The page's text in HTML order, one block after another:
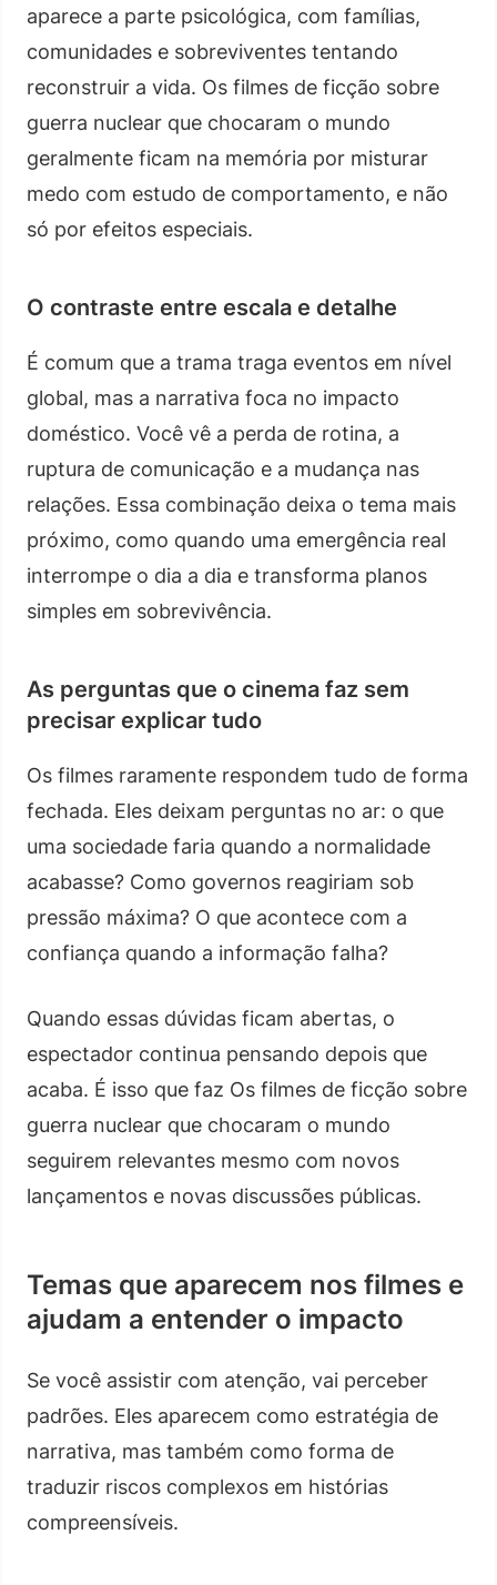
aparece a parte psicológica, com famílias,
comunidades e sobreviventes tentando
reconstruir a vida. Os filmes de ficção sobre
guerra nuclear que chocaram o mundo
geralmente ficam na memória por misturar
medo com estudo de comportamento, e não
só por efeitos especiais.
O contraste entre escala e detalhe
É comum que a trama traga eventos em nível
global, mas a narrativa foca no impacto
doméstico. Você vê a perda de rotina, a
ruptura de comunicação e a mudança nas
relações. Essa combinação deixa o tema mais
próximo, como quando uma emergência real
interrompe o dia a dia e transforma planos
simples em sobrevivência.
As perguntas que o cinema faz sem
precisar explicar tudo
Os filmes raramente respondem tudo de forma
fechada. Eles deixam perguntas no ar: o que
uma sociedade faria quando a normalidade
acabasse? Como governos reagiriam sob
pressão máxima? O que acontece com a
confiança quando a informação falha?
Quando essas dúvidas ficam abertas, o
espectador continua pensando depois que
acaba. É isso que faz Os filmes de ficção sobre
guerra nuclear que chocaram o mundo
seguirem relevantes mesmo com novos
lançamentos e novas discussões públicas.
Temas que aparecem nos filmes e
ajudam a entender o impacto
Se você assistir com atenção, vai perceber
padrões. Eles aparecem como estratégia de
narrativa, mas também como forma de
traduzir riscos complexos em histórias
compreensíveis.